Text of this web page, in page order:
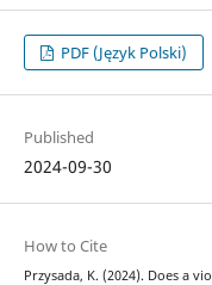
PDF (Język Polski)
Published
2024-09-30
How to Cite
Przysada, K. (2024). Does a